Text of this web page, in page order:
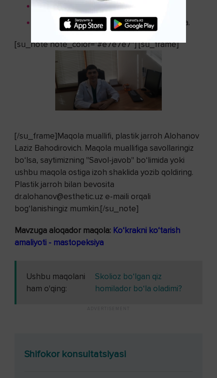
Qandli diabet
kasalligida;
Keloidozga moyillik aniqlangan holatlarda.
[su_note note_color="#e7e7e7"] [su_frame]
[/su_frame]Maqola muallifi, plastik jarroh Alohanov
Laziz Bahodirovich. Maqola muallifiga savollaringiz
bo‘lsa, saytimizning "Savol-javob" bo‘limida yoki
ushbu maqola ostiga izoh shaklida yozib qoldiring.
Plastik jarroh bilan bevosita
dr.alohanov@esthetic.uz e-maili orqali
bog‘lanishingiz mumkin.[/su_note]
Mavzuga aloqador maqola: Ko‘krakni ko‘tarish
amaliyoti - mastopeksiya
Ushbu maqolani
ham o'qing:
Skolioz bo‘lgan qiz
homilador bo‘la oladimi?
Shifokor konsultatsiyasi